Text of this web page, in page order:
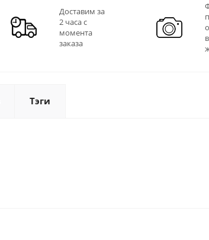
Доставим за
2 часа с
момента
заказа
Тэги